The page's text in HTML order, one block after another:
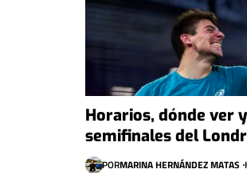
Horarios, dónde ver
semifinales del
PORMARINA HERNÁNDEZ MATAS